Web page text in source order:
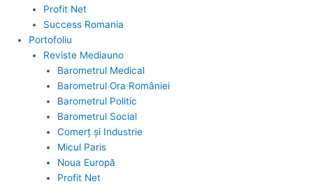
Profit Net
Success Romania
Portofoliu
Reviste Mediauno
Barometrul Medical
Barometrul Ora României
Barometrul Politic
Barometrul Social
Comerț și Industrie
Micul Paris
Noua Europă
Profit Net